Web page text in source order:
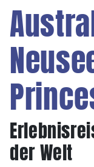
der Welt